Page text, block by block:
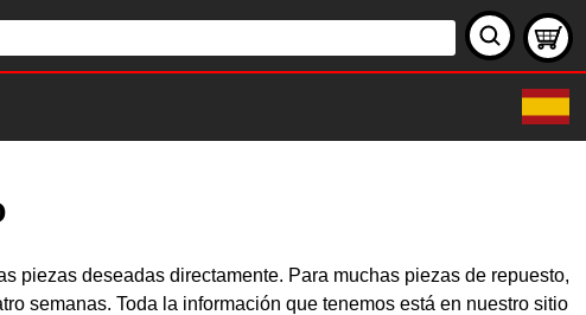
piezas deseadas directamente. Para muchas piezas de repuesto,
semanas. Toda la información que tenemos está en nuestro sitio